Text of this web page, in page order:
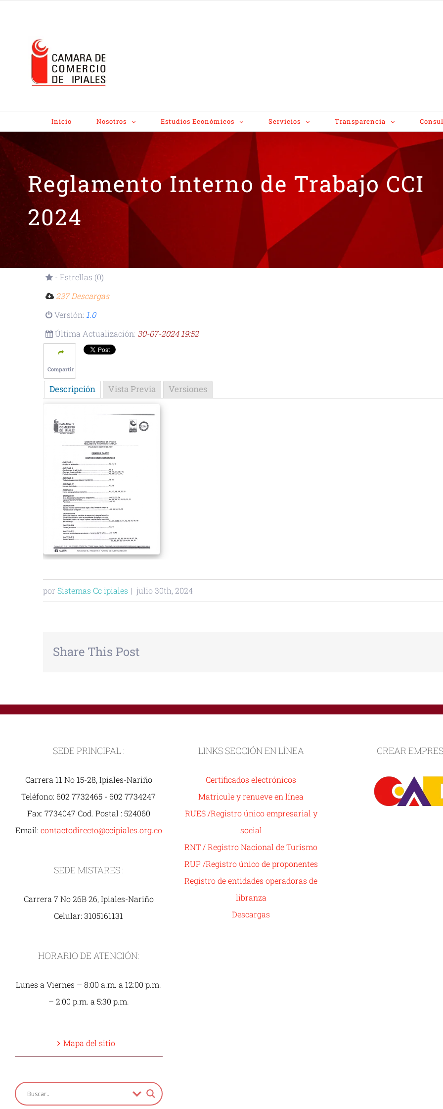
Inicio Nosotros Estudios Económicos Servicios Transparencia
Reglamento Interno de Trabajo CCI
2024
- Estrellas (0)
237 Descargas
Versión: 1.0
Última Actualización: 30-07-2024 19:52
Compartir
Descripción Vista Previa Versiones
por Sistemas Cc ipiales | julio 30th, 2024
Share This Post
SEDE PRINCIPAL :
Carrera 11 No 15-28, Ipiales-Nariño
Teléfono: 602 7732465 - 602 7734247
Fax: 7734047 Cod. Postal : 524060
Email: contactodirecto@ccipiales.org.co
SEDE MISTARES :
Carrera 7 No 26B 26, Ipiales-Nariño
Celular: 3105161131
HORARIO DE ATENCIÓN:
Lunes a Viernes – 8:00 a.m. a 12:00 p.m.
– 2:00 p.m. a 5:30 p.m.
Mapa del sitio
LINKS SECCIÓN EN LÍNEA
Certificados electrónicos
Matricule y renueve en línea
RUES /Registro único empresarial y
social
RNT / Registro Nacional de Turismo
RUP /Registro único de proponentes
Registro de entidades operadoras de
libranza
Descargas
CREAR